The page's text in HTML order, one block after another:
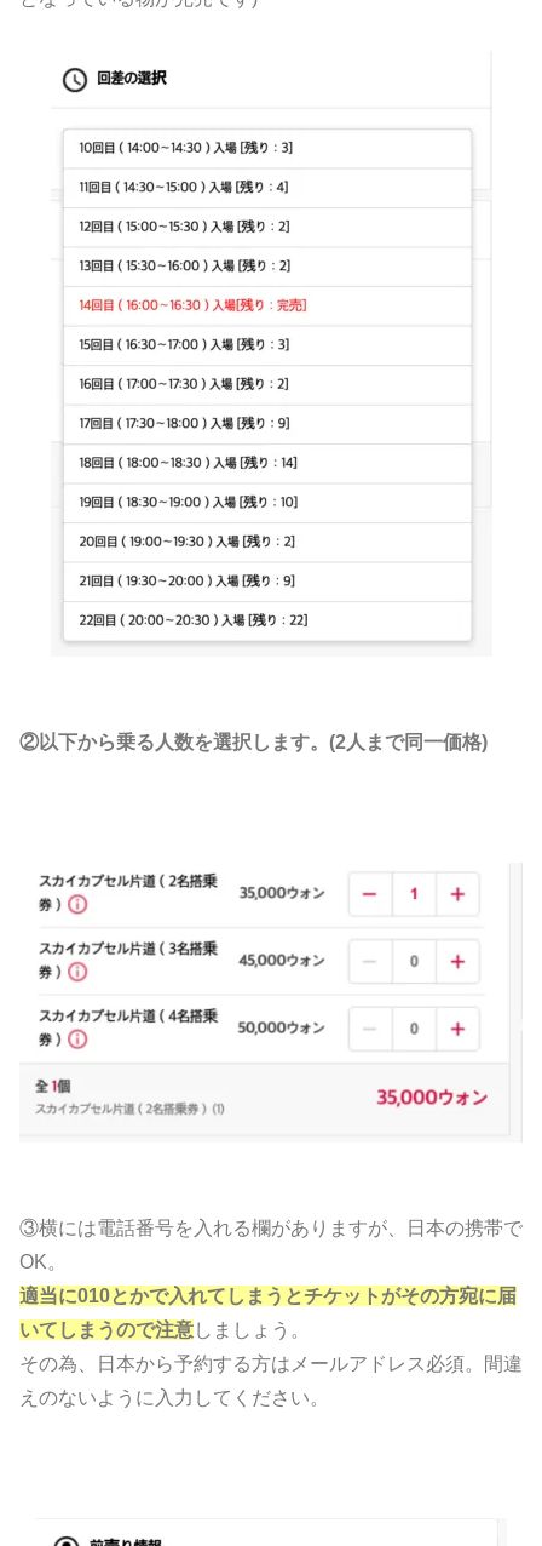
②以下から乗る人数を選択します。(2人まで同一価格)
③横には電話番号を入れる欄がありますが、日本の携帯で
OK。
適当に010とかで入れてしまうとチケットがその方宛に届
いてしまうので注意しましょう。
その為、日本から予約する方はメールアドレス必須。間違
えのないように入力してください。